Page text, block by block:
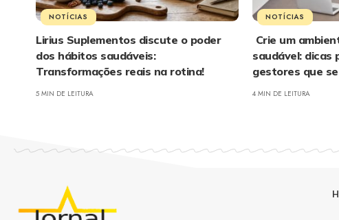
NOTÍCIAS
Lirius Suplementos discute o poder
dos hábitos saudáveis:
Transformações reais na rotina!
5 MIN DE LEITURA
NOTÍCIAS
Crie um
saudável: dicas
gestores que
4 MIN DE LEITURA